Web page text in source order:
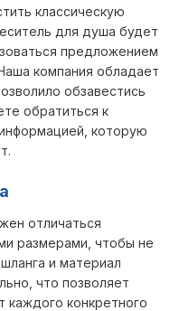
классическую
для душа будет
предложением
компания обладает
обзавестись
обратиться к
которую
отличаться
размерами, чтобы не
и материал
что позволяет
каждого конкретного